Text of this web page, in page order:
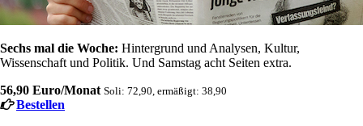
Sechs mal die Woche: Hintergrund und Analysen, Kultur,
Wissenschaft und Politik. Und Samstag acht Seiten extra.
56,90 Euro/Monat Soli: 72,90, ermäßigt: 38,90
Bestellen